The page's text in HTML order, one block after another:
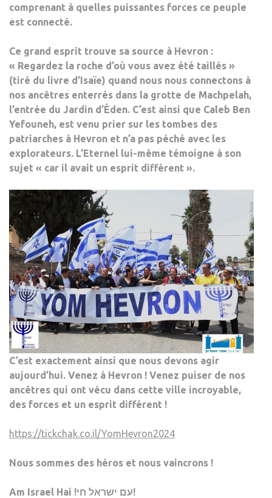
comprenant à quelles puissantes forces ce peuple
est connecté.
Ce grand esprit trouve sa source à Hevron :
« Regardez la roche d’où vous avez été taillés »
(tiré du livre d’Isaïe) quand nous nous connectons à
nos ancêtres enterrés dans la grotte de Machpelah,
l’entrée du Jardin d’Éden. C’est ainsi que Caleb Ben
Yefouneh, est venu prier sur les tombes des
patriarches à Hevron et n’a pas péché avec les
explorateurs. L’Eternel lui-même témoigne à son
sujet « car il avait un esprit différent ».
C’est exactement ainsi que nous devons agir
aujourd’hui. Venez à Hevron ! Venez puiser de nos
ancêtres qui ont vécu dans cette ville incroyable,
des forces et un esprit différent !
https://tickchak.co.il/YomHevron2024
Nous sommes des héros et nous vaincrons !
Am Israel Hai !עם ישראל חי!